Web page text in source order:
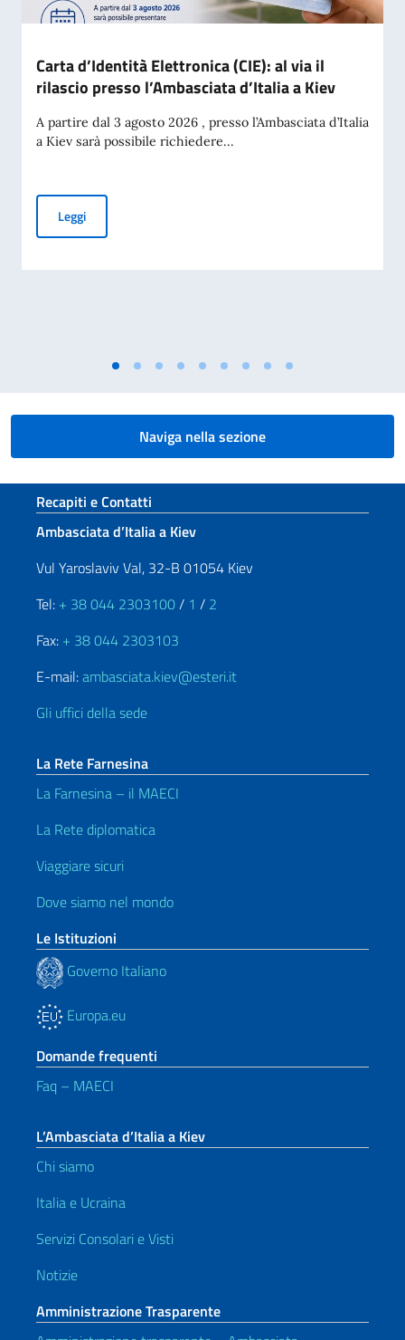
Carta d’Identità Elettronica (CIE): al via il
rilascio presso l’Ambasciata d’Italia a Kiev
A partire dal 3 agosto 2026 , presso l’Ambasciata d’Italia
a Kiev sarà possibile richiedere...
LeggiCarta d’Identità Elettronica (CIE): al via il rilascio presso
Naviga nella sezione
Sezione footer
Recapiti e Contatti
Ambasciata d’Italia a Kiev
Vul Yaroslaviv Val, 32-B 01054 Kiev
Tel: + 38 044 2303100/ 1 / 2
Fax: + 38 044 2303103
E-mail:ambasciata.kiev@esteri.it
Gli uffici della sede
La Rete Farnesina
La Farnesina – il MAECI
La Rete diplomatica
Viaggiare sicuri
Dove siamo nel mondo
Le Istituzioni
Governo Italiano
Europa.eu
Domande frequenti
Faq – MAECI
L’Ambasciata d’Italia a Kiev
Chi siamo
Italia e Ucraina
Servizi Consolari e Visti
Notizie
Amministrazione Trasparente